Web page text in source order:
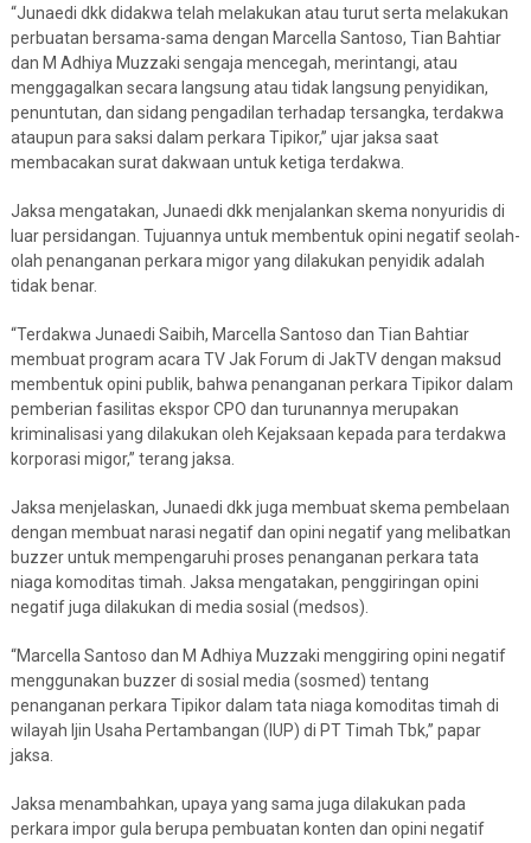
“Junaedi dkk didakwa telah melakukan atau turut serta melakukan
perbuatan bersama-sama dengan Marcella Santoso, Tian Bahtiar
dan M Adhiya Muzzaki sengaja mencegah, merintangi, atau
menggagalkan secara langsung atau tidak langsung penyidikan,
penuntutan, dan sidang pengadilan terhadap tersangka, terdakwa
ataupun para saksi dalam perkara Tipikor,” ujar jaksa saat
membacakan surat dakwaan untuk ketiga terdakwa.
Jaksa mengatakan, Junaedi dkk menjalankan skema nonyuridis di
luar persidangan. Tujuannya untuk membentuk opini negatif seolah-
olah penanganan perkara migor yang dilakukan penyidik adalah
tidak benar.
“Terdakwa Junaedi Saibih, Marcella Santoso dan Tian Bahtiar
membuat program acara TV Jak Forum di JakTV dengan maksud
membentuk opini publik, bahwa penanganan perkara Tipikor dalam
pemberian fasilitas ekspor CPO dan turunannya merupakan
kriminalisasi yang dilakukan oleh Kejaksaan kepada para terdakwa
korporasi migor,” terang jaksa.
Jaksa menjelaskan, Junaedi dkk juga membuat skema pembelaan
dengan membuat narasi negatif dan opini negatif yang melibatkan
buzzer untuk mempengaruhi proses penanganan perkara tata
niaga komoditas timah. Jaksa mengatakan, penggiringan opini
negatif juga dilakukan di media sosial (medsos).
“Marcella Santoso dan M Adhiya Muzzaki menggiring opini negatif
menggunakan buzzer di sosial media (sosmed) tentang
penanganan perkara Tipikor dalam tata niaga komoditas timah di
wilayah Ijin Usaha Pertambangan (IUP) di PT Timah Tbk,” papar
jaksa.
Jaksa menambahkan, upaya yang sama juga dilakukan pada
perkara impor gula berupa pembuatan konten dan opini negatif